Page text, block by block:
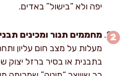
יפה ולא “בישול” באדים.
מחממים תנור ומכינים
מעלות על מצב חום עליון
בתבנית או בסיר ברזל יצוק